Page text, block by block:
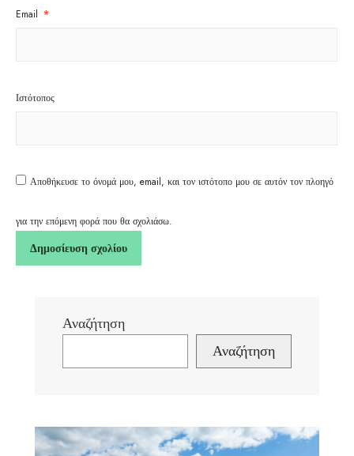
Email *
Ιστότοπος
Αποθήκευσε το όνομά μου, email, και τον ιστότοπο μου σε αυτόν τον πλοηγό
για την επόμενη φορά που θα σχολιάσω.
Αναζήτηση
Αναζήτηση